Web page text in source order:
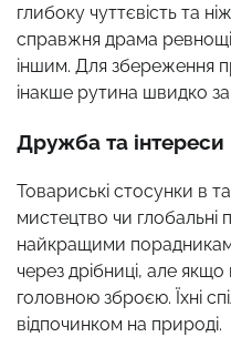
глибоку чуттєвість та
справжня драма
іншим. Для збереження
інакше рутина швидко
Дружба та інтереси
Товариські стосунки в
мистецтво чи глобальні
найкращими
через дрібниці, але
головною зброєю. Їхні
відпочинком на природі.